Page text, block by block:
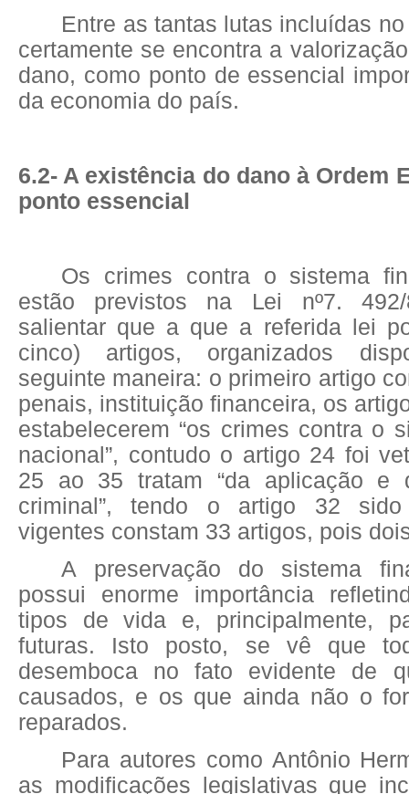
Entre as tantas lutas incluídas
certamente se encontra a
dano, como ponto de essencial
da economia do país.
6.2- A existência do dano à Ordem
ponto essencial
Os crimes contra o sistema
estão previstos na Lei nº7. 492/
salientar que a que a referida lei
cinco) artigos, organizados
seguinte maneira: o primeiro artigo
penais, instituição financeira, os
estabelecerem “os crimes contra o
nacional”, contudo o artigo 24 foi
25 ao 35 tratam “da aplicação e
criminal”, tendo o artigo 32
vigentes constam 33 artigos, pois
A preservação do sistema
possui enorme importância
tipos de vida e, principalmente,
futuras. Isto posto, se vê que
desemboca no fato evidente de
causados, e os que ainda não o
reparados.
Para autores como Antônio
as modificações legislativas que